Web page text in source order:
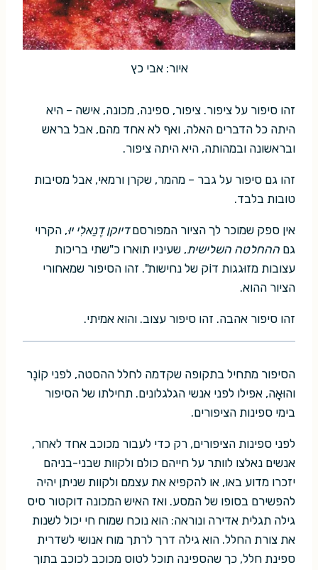
איור: אבי כץ
זהו סיפור על ציפור. ציפור, ספינה, מכונה, אישה – היא
היתה כל הדברים האלה, ואף לא אחד מהם, אבל בראש
ובראשונה ובמהותה, היא היתה ציפור.
זהו גם סיפור על גבר – מהמר, שקרן ורמאי, אבל מסיבות
טובות בלבד.
אין ספק שמוכר לך הציור המפורסםדיוקן דֶנַאלִי יוּ, הקרוי
גם ההחלטה השלישית, שעיניו תוארו כ"שתי בריכות
עצובות מזוּגגות דוֹק של נחישות". זהו הסיפור שמאחורי
הציור ההוא.
זהו סיפור אהבה. זהו סיפור עצוב. והוא אמיתי.
הסיפור מתחיל בתקופה שקדמה לחלל ההסטה, לפני קוֹנֶר
והוּאָה, אפילו לפני אנשי הגלגלונים. תחילתו של הסיפור
בימי ספינות הציפורים.
לפני ספינות הציפורים, רק כדי לעבור מכוכב אחד לאחר,
אנשים נאלצו לוותר על חייהם כולם ולקוות שבני-בניהם
יזכרו מדוע באו, או להקפיא את עצמם ולקוות שניתן יהיה
להפשירם בסופו של המסע. ואז האיש המכונה דוקטור סיס
גילה תגלית אדירה ונוראה: הוא נוכח שמוח חי יכול לשנות
את צורת החלל. הוא גילה דרך לרתך מוח אנושי לשדרית
ספינת חלל, כך שהספינה תוכל לטוס מכוכב לכוכב בתוך